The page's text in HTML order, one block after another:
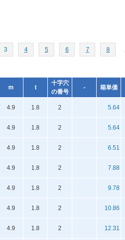
3 4 5 6 7 8
m t
十字穴
の番号
- 箱単価
4.9 1.8 2 5.64
4.9 1.8 2 5.64
4.9 1.8 2 6.51
4.9 1.8 2 7.88
4.9 1.8 2 9.78
4.9 1.8 2 10.86
4.9 1.8 2 12.31